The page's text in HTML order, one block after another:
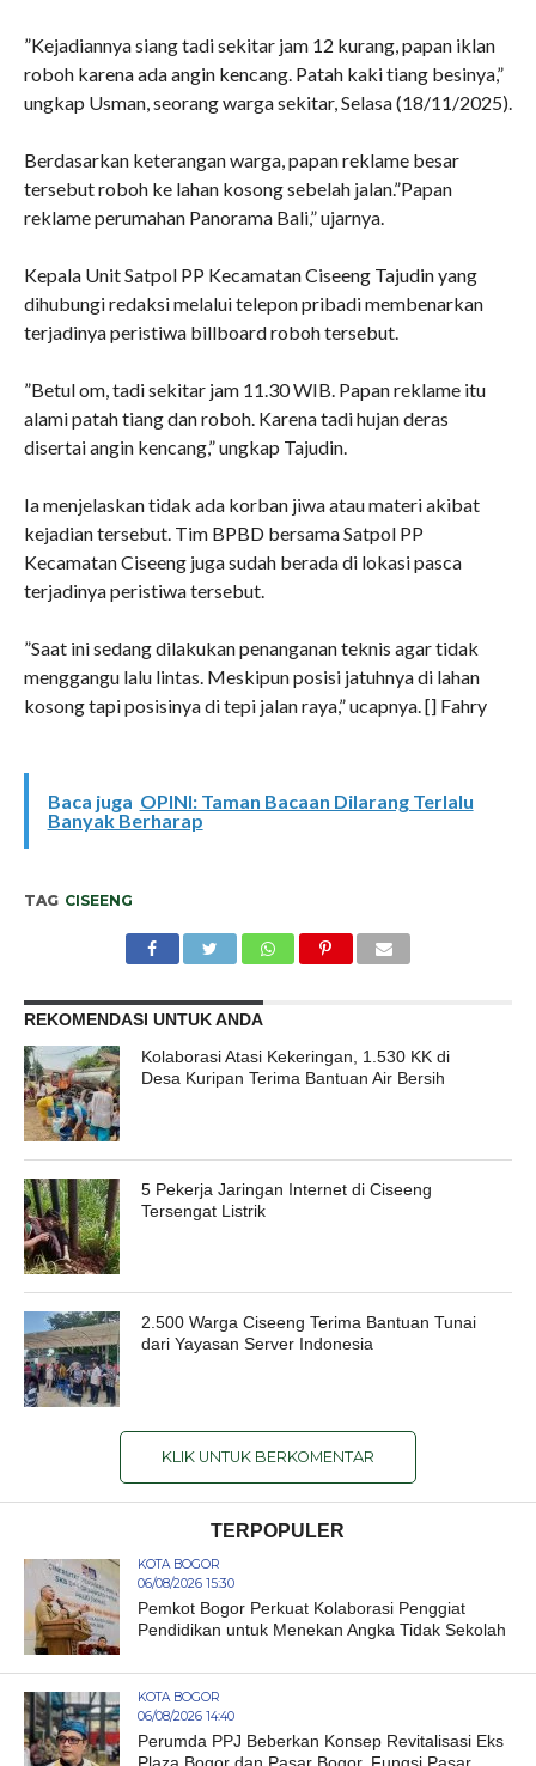
‎”Kejadiannya siang tadi sekitar jam 12 kurang, papan iklan
roboh karena ada angin kencang. Patah kaki tiang besinya,”
ungkap Usman, seorang warga sekitar, Selasa (18/11/2025).
‎Berdasarkan keterangan warga, papan reklame besar
tersebut roboh ke lahan kosong sebelah jalan.”Papan
reklame perumahan Panorama Bali,” ujarnya.
‎Kepala Unit Satpol PP Kecamatan Ciseeng Tajudin yang
dihubungi redaksi melalui telepon pribadi membenarkan
terjadinya peristiwa billboard roboh tersebut.
‎”Betul om, tadi sekitar jam 11.30 WIB. Papan reklame itu
alami patah tiang dan roboh. Karena tadi hujan deras
disertai angin kencang,” ungkap Tajudin.
‎Ia menjelaskan tidak ada korban jiwa atau materi akibat
kejadian tersebut. Tim BPBD bersama Satpol PP
Kecamatan Ciseeng juga sudah berada di lokasi pasca
terjadinya peristiwa tersebut.
‎”Saat ini sedang dilakukan penanganan teknis agar tidak
menggangu lalu lintas. Meskipun posisi jatuhnya di lahan
kosong tapi posisinya di tepi jalan raya,” ucapnya. [] Fahry
Baca juga OPINI: Taman Bacaan Dilarang Terlalu
Banyak Berharap
TAG CISEENG
REKOMENDASI UNTUK ANDA
Kolaborasi Atasi Kekeringan, 1.530 KK di
Desa Kuripan Terima Bantuan Air Bersih
5 Pekerja Jaringan Internet di Ciseeng
Tersengat Listrik
2.500 Warga Ciseeng Terima Bantuan Tunai
dari Yayasan Server Indonesia
KLIK UNTUK BERKOMENTAR
TERPOPULER
KOTA BOGOR
06/08/2026 15:30
Pemkot Bogor Perkuat Kolaborasi Penggiat
Pendidikan untuk Menekan Angka Tidak Sekolah
KOTA BOGOR
06/08/2026 14:40
Perumda PPJ Beberkan Konsep Revitalisasi Eks
Plaza Bogor dan Pasar Bogor, Fungsi Pasar